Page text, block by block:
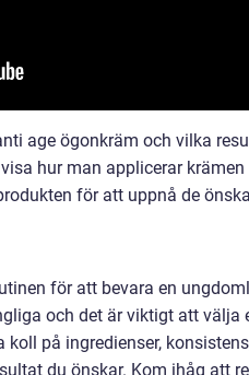
age ögonkräm och vilka
hur man applicerar
för att uppnå de
för att bevara en
och det är viktigt att välja
på ingredienser,
du önskar. Kom ihåg att